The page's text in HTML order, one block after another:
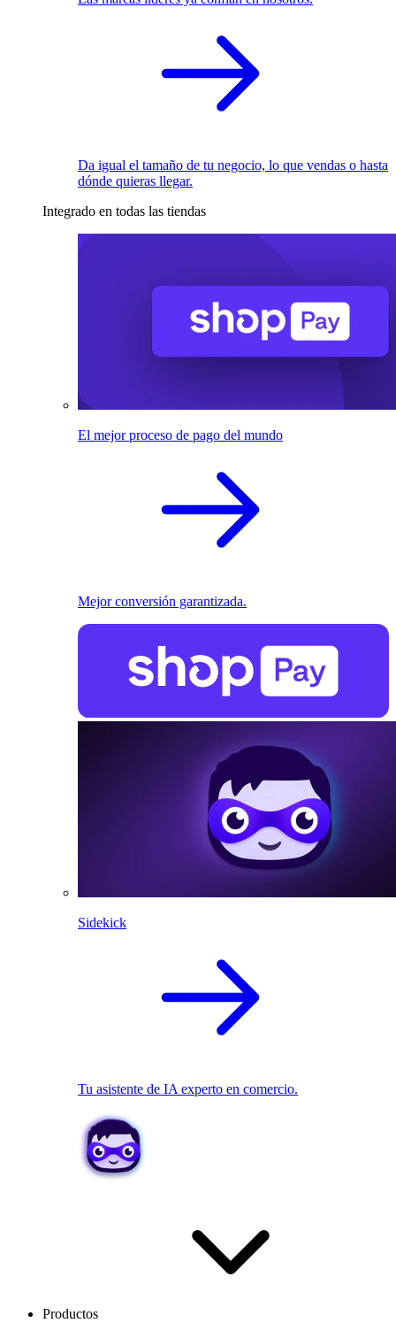
Da igual el tamaño de tu negocio, lo que vendas o hasta
dónde quieras llegar.
Integrado en todas las tiendas
El mejor proceso de pago del mundo
Mejor conversión garantizada.
Sidekick
Tu asistente de IA experto en comercio.
Productos